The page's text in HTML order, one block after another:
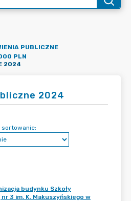
PUBLICZNE
PLN
2024
2024
sortowanie:
budynku Szkoły
3 im. K. Makuszyńskiego w